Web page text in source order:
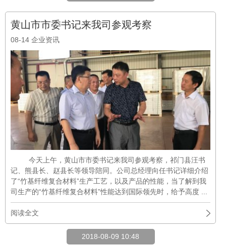
黄山市市委书记来我司参观考察
08-14 企业资讯
今天上午，黄山市市委书记来我司参观考察，祁门县汪书
记、熊县长、赵县长等领导陪同。公司总经理向任书记详细介绍
了“竹基纤维复合材料”生产工艺，以及产品的性能，当了解到我
司生产的“竹基纤维复合材料”性能达到国际领先时，给予高度 ...
阅读全文
2018-08-09 10:48